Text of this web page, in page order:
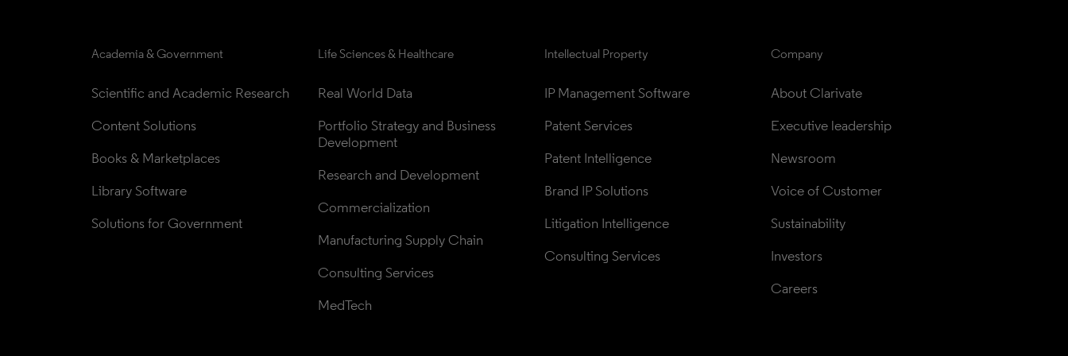
Academia & Government
Scientific and Academic Research
Content Solutions
Books & Marketplaces
Library Software
Solutions for Government
Life Sciences & Healthcare
Real World Data
Portfolio Strategy and Business
Development
Research and Development
Commercialization
Manufacturing Supply Chain
Consulting Services
MedTech
Intellectual Property
IP Management Software
Patent Services
Patent Intelligence
Brand IP Solutions
Litigation Intelligence
Consulting Services
Company
About Clarivate
Executive leadership
Newsroom
Voice of Customer
Sustainability
Investors
Careers